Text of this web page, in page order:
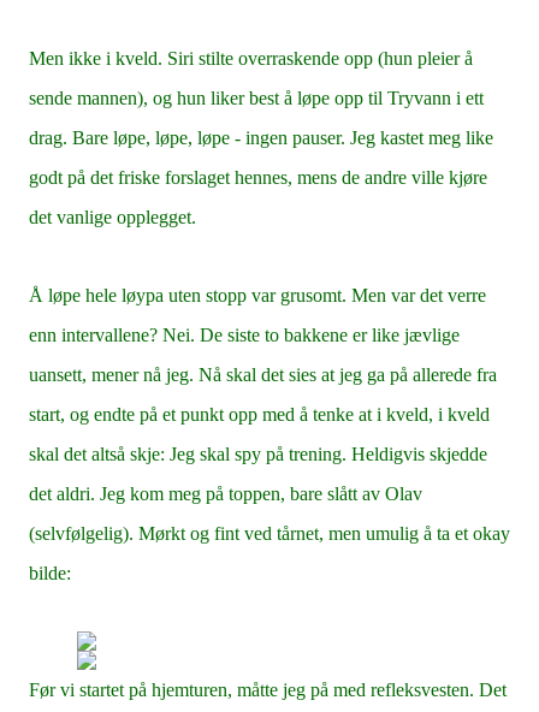
Men ikke i kveld. Siri stilte overraskende opp (hun pleier å
sende mannen), og hun liker best å løpe opp til Tryvann i ett
drag. Bare løpe, løpe, løpe - ingen pauser. Jeg kastet meg like
godt på det friske forslaget hennes, mens de andre ville kjøre
det vanlige opplegget.
Å løpe hele løypa uten stopp var grusomt. Men var det verre
enn intervallene? Nei. De siste to bakkene er like jævlige
uansett, mener nå jeg. Nå skal det sies at jeg ga på allerede fra
start, og endte på et punkt opp med å tenke at i kveld, i kveld
skal det altså skje: Jeg skal spy på trening. Heldigvis skjedde
det aldri. Jeg kom meg på toppen, bare slått av Olav
(selvfølgelig). Mørkt og fint ved tårnet, men umulig å ta et okay
bilde:
Før vi startet på hjemturen, måtte jeg på med refleksvesten. Det